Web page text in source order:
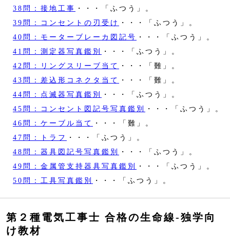
38問：接地工事 ・・・「ふつう」。
39問：コンセントの刃受け
・・・「ふつう」。
40問：モーターブレーカ図記号 ・・・「ふつう」。
41問：測定器写真鑑別
・・・「ふつう」。
42問：リングスリーブ当て
・・・「難」。
43問：差込形コネクタ当て
・・・「難」。
44問：点滅器写真鑑別
・・・「ふつう」。
45問：コンセント図記号写真鑑別
・・・「ふつう」。
46問：ケーブル当て
・・・「難」。
47問：トラフ
・・・「ふつう」。
48問：器具図記号写真鑑別
・・・「ふつう」。
49問：金属管支持器具写真鑑別
・・・「ふつう」。
50問：工具写真鑑別
・・・「ふつう」。
第２種電気工事士 合格の生命線‐独学向
け教材